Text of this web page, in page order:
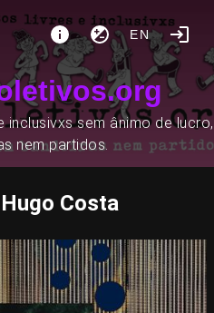
EN
sem ânimo de lucro,
nem partidos.
Costa